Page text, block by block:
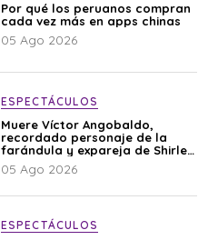
Por qué los peruanos compran
cada vez más en apps chinas
05 Ago 2026
ESPECTÁCULOS
Muere Víctor Angobaldo,
recordado personaje de la
farándula y expareja de Shirley
Cherres
05 Ago 2026
ESPECTÁCULOS